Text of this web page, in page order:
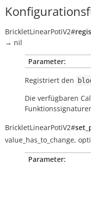
BrickletLinearPotiV2#
→ nil
Parameter:
Registriert den
Die verfügbaren
BrickletLinearPotiV2#
value_has_to_change,
Parameter: